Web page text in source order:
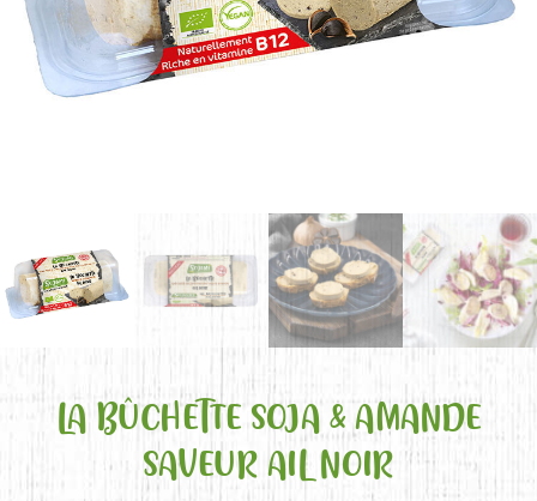
LA BÛCHETTE SOJA & AMANDE
SAVEUR AIL NOIR